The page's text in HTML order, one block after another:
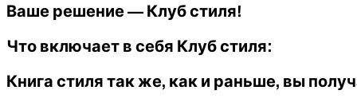
Ваше решение — Клуб стиля!
Что включает в себя Клуб стиля:
Книга стиля так же, как и раньше, вы